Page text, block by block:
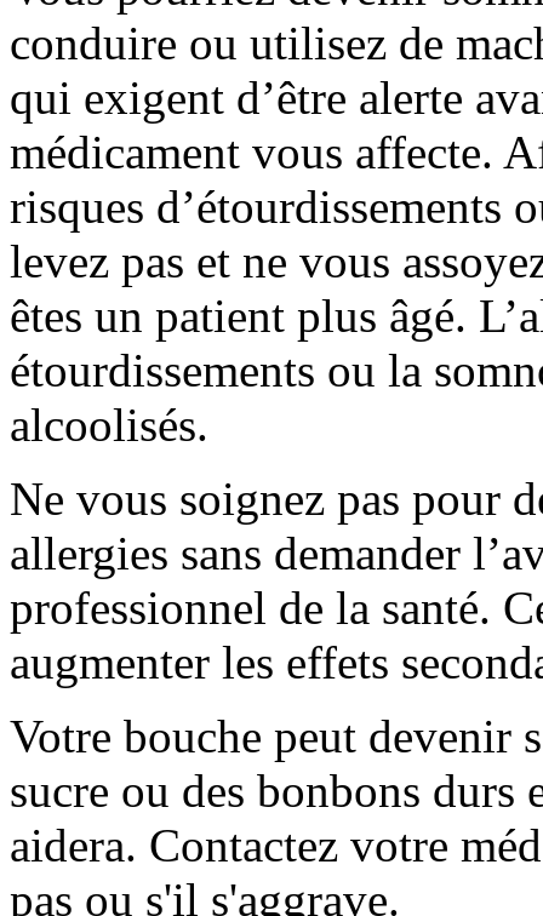
conduire ou utilisez de
qui exigent d’être alerte
médicament vous affecte.
risques d’étourdissements
levez pas et ne vous
êtes un patient plus âgé.
étourdissements ou la
alcoolisés.
Ne vous soignez pas pour
allergies sans demander
professionnel de la santé.
augmenter les effets
Votre bouche peut devenir
sucre ou des bonbons durs
aidera. Contactez votre
pas ou s'il s'aggrave.